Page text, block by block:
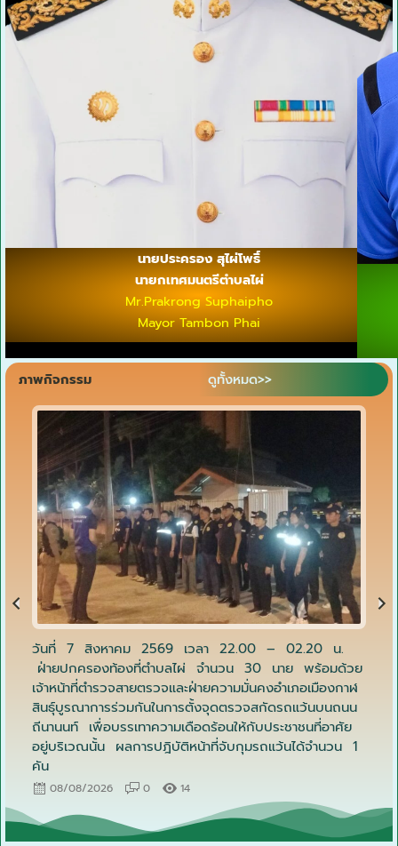
นายประครอง สุไผ่โพธิ์
นายกเทศมนตรีตำบลไผ่
Mr.Prakrong Suphaipho
Mayor Tambon Phai
ภาพกิจกรรม ดูทั้งหมด>>
วันที่ 7 สิงหาคม 2569 เวลา 22.00 – 02.20 น.
ฝ่ายปกครองท้องที่ตำบลไผ่ จำนวน 30 นาย พร้อมด้วย
เจ้าหน้าที่ตำรวจสายตรวจและฝ่ายความมั่นคงอำเภอเมืองกาฬ
สินธุ์บูรณาการร่วมกันในการตั้งจุดตรวจสกัดรถแว้นบนถนน
ถีนานนท์ เพื่อบรรเทาความเดือดร้อนให้กับประชาชนที่อาศัย
อยู่บริเวณนั้น ผลการปฎิบัติหน้าที่จับกุมรถแว้นได้จำนวน 1
คัน
Posted
on
08/08/2026 0 14
P
u
N